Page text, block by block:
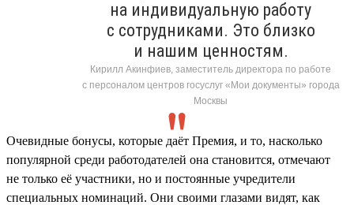
на индивидуальную работу
с сотрудниками. Это близко
и нашим ценностям.
Кирилл Акинфиев, заместитель директора по работе
с персоналом центров госуслуг «Мои документы» города
Москвы
Очевидные бонусы, которые даёт Премия, и то, насколько
популярной среди работодателей она становится, отмечают
не только её участники, но и постоянные учредители
специальных номинаций. Они своими глазами видят, как